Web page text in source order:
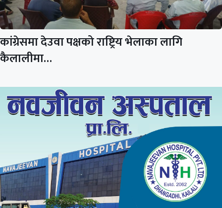
कांग्रेसमा देउवा पक्षको राष्ट्रिय भेलाका लागि
कैलालीमा…